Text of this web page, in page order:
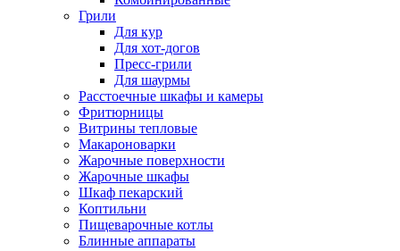
Грили
Для кур
Для хот-догов
Пресс-грили
Для шаурмы
Расстоечные шкафы и камеры
Фритюрницы
Витрины тепловые
Макароноварки
Жарочные поверхности
Жарочные шкафы
Шкаф пекарский
Коптильни
Пищеварочные котлы
Блинные аппараты